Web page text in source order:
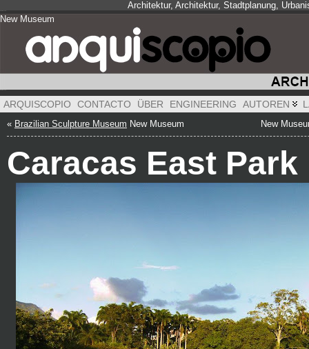
Architektur, Architektur, Stadtplanung,
New Museum
ARQUISCOPIO CONTACTO ÜBER ENGINEERING AUTOREN
« Brazilian Sculpture Museum New Museum New
Caracas East Park